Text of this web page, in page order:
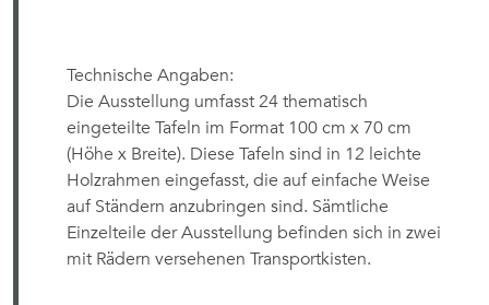
Technische Angaben:
Die Ausstellung umfasst 24 thematisch
eingeteilte Tafeln im Format 100 cm x 70 cm
(Höhe x Breite). Diese Tafeln sind in 12 leichte
Holzrahmen eingefasst, die auf einfache Weise
auf Ständern anzubringen sind. Sämtliche
Einzelteile der Ausstellung befinden sich in zwei
mit Rädern versehenen Transportkisten.